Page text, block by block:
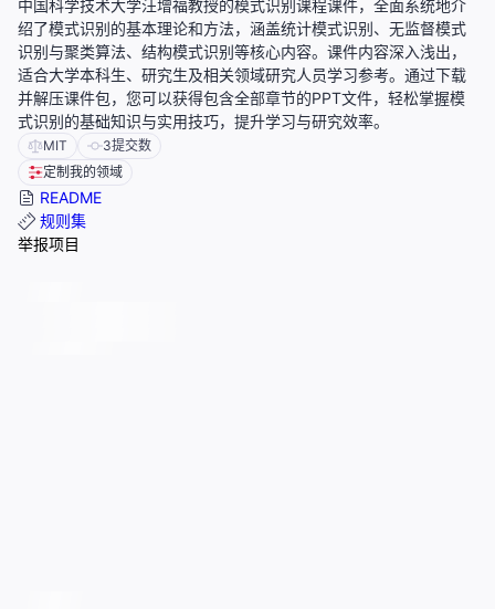
中国科学技术大学汪增福教授的模式识别课程课件，全面系统地介
绍了模式识别的基本理论和方法，涵盖统计模式识别、无监督模式
识别与聚类算法、结构模式识别等核心内容。课件内容深入浅出，
适合大学本科生、研究生及相关领域研究人员学习参考。通过下载
并解压课件包，您可以获得包含全部章节的PPT文件，轻松掌握模
式识别的基础知识与实用技巧，提升学习与研究效率。
MIT 3提交数
定制我的领域
README
规则集
举报项目